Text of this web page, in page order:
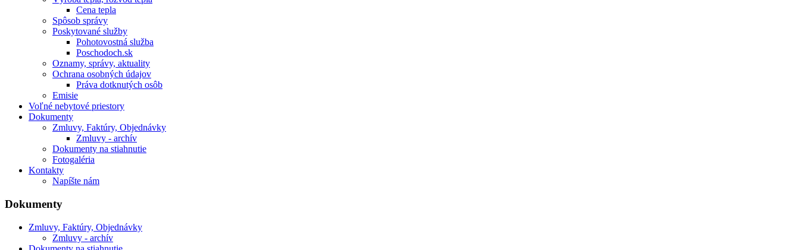
Cena tepla
Spôsob správy
Poskytované služby
Pohotovostná služba
Poschodoch.sk
Oznamy, správy, aktuality
Ochrana osobných údajov
Práva dotknutých osôb
Emisie
Voľné nebytové priestory
Dokumenty
Zmluvy, Faktúry, Objednávky
Zmluvy - archív
Dokumenty na stiahnutie
Fotogaléria
Kontakty
Napíšte nám
Dokumenty
Zmluvy, Faktúry, Objednávky
Zmluvy - archív